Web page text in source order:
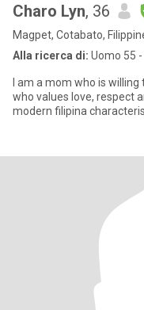
Charo Lyn, 36
Magpet, Cotabato,
Alla ricerca di: Uomo 55 -
I am a mom who is
who values love, respect